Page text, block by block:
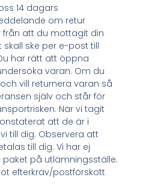
14 dagars
om retur
från att du mottagit din
ske per e-post till
har rätt att öppna
varan. Om du
vill returnera varan så
själv och står för
När vi tagit
att de är i
till dig. Observera att
till dig. Vi har ej
på utlämningsställe.
efterkrav/postförskott